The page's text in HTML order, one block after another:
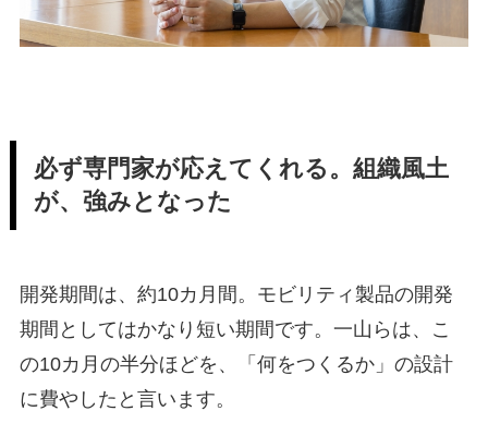
必ず専門家が応えてくれる。組織風土
が、強みとなった
開発期間は、約10カ月間。モビリティ製品の開発
期間としてはかなり短い期間です。一山らは、こ
の10カ月の半分ほどを、「何をつくるか」の設計
に費やしたと言います。